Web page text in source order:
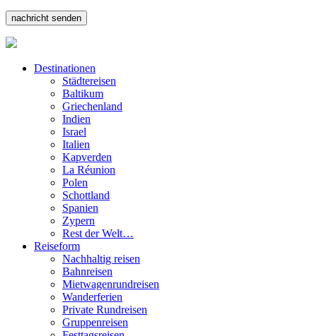
Destinationen
Städtereisen
Baltikum
Griechenland
Indien
Israel
Italien
Kapverden
La Réunion
Polen
Schottland
Spanien
Zypern
Rest der Welt…
Reiseform
Nachhaltig reisen
Bahnreisen
Mietwagenrundreisen
Wanderferien
Private Rundreisen
Gruppenreisen